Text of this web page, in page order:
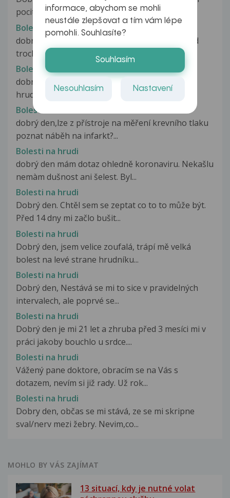
pocit bušení srdce a občas tlak...
Bolesti na hrudi
dobryy den,mam bolestin na hrudiku uprostred
trochu v levo u srdce.j hodne...
Bolesti na hrudi
dobrý den, již asi měsíc cítím tupý tlak cca pod
hrudní kostí, souvisle delšídobu...
Bolesti na hrudi
dobrý den,lze z přístroje na měření krevního tlaku
poznat náběh na infarkt?...
Bolesti na hrudi
dobrý den mám dotaz ohledně koronaviru. Nekašlu
nemàm dušnost ani šelest. Byl...
Bolesti na hrudi
Dobrý den. Chtěl sem se zeptat co to to může být.
Před 14 dny mi začlo bušit...
Bolesti na hrudi
Dobrý den, jsem velice zoufalá, trápí mě velká
bolest na levé strane hrudníku...
Bolesti na hrudi
Dobrý den, Nestává se mi to sice v pravidelných
intervalech, ale poprvé se...
Bolesti na hrudi
Dobrý den je mi 21 let a zhruba před 3 mesíci mi v
práci jakoby bouchlo u srdce....
Bolesti na hrudi
Vážený pane doktore, obracím se na Vás s
dotazem, nevím si již rady. Už rok...
Bolesti na hrudi
Dobry den, občas se mi stává, ze se mi skripne
sval/nerv mezi žebry. Nevim,co...
MOHLO BY VÁS ZAJÍMAT
13 situací, kdy je nutné volat
informace, abychom se mohli
neustále zlepšovat a tím vám lépe
pomohli. Souhlasíte?
Souhlasím
Nesouhlasím Nastavení